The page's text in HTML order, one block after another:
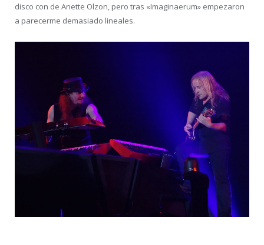
disco con de Anette Olzon, pero tras «Imaginaerum» empezaron
a parecerme demasiado lineales.